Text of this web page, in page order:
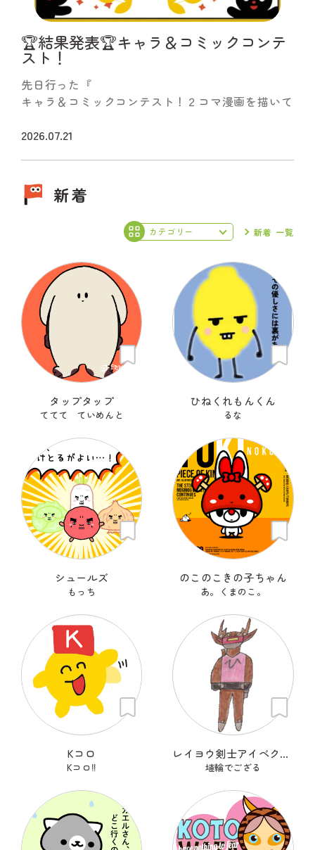
続きをみる
🏆結果発表🏆キャラ＆コミックコンテ
スト！
先日行った『
キャラ＆コミックコンテスト！２コマ漫画を描いて
』、
2026.07.21
新着
新着 一覧
タップタップ
ててて ていめんと
ひねくれもんくん
るな
シュールズ
もっち
のこのこきの子ちゃん
あ。くまのこ。
Kコロ
Kコロ‼︎
レイヨウ剣士アイベクサー
埴輪でござる